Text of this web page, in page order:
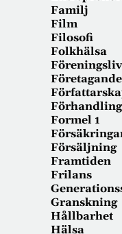
Familj
Film
Filosofi
Folkhälsa
Föreningsliv
Företagande
Förhandling
Formel 1
Försäljning
Framtiden
Frilans
Granskning
Hållbarhet
Hälsa